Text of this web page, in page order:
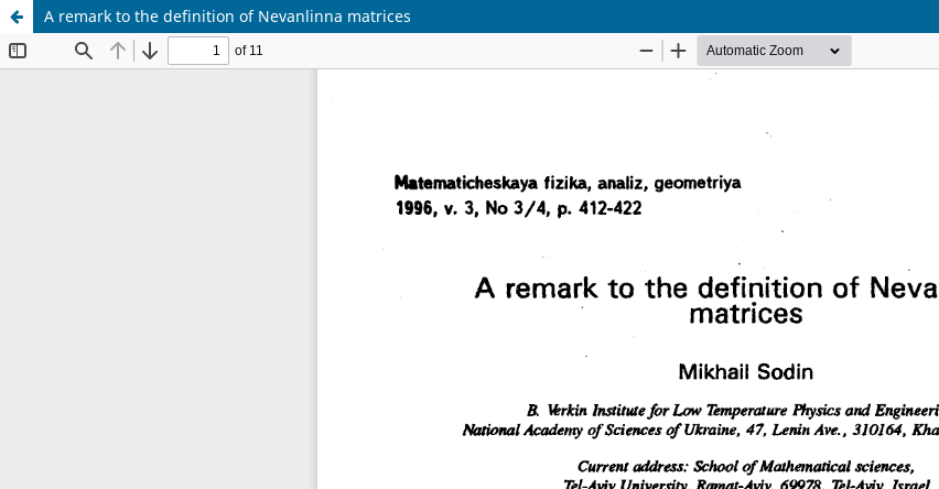
A remark to the definition of Nevanlinna matrices